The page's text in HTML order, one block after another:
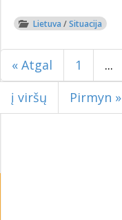
Lietuva /Situacija
« Atgal 1 ...
į viršų
Pirmyn »